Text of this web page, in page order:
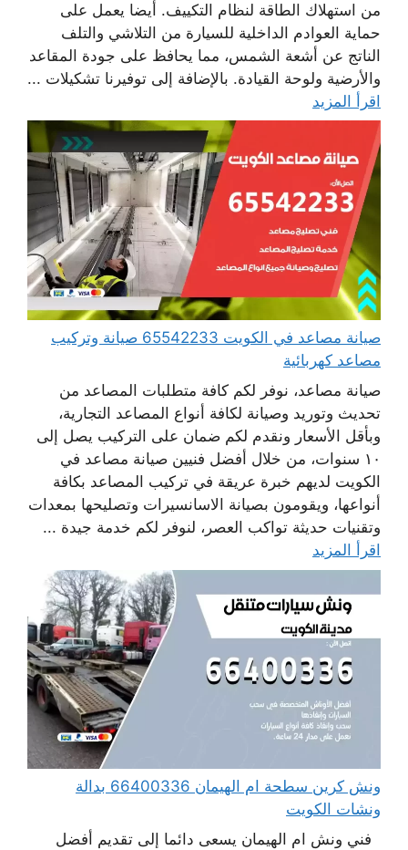
من استهلاك الطاقة لنظام التكييف. أيضا يعمل على
حماية العوادم الداخلية للسيارة من التلاشي والتلف
الناتج عن أشعة الشمس، مما يحافظ على جودة المقاعد
والأرضية ولوحة القيادة. بالإضافة إلى توفيرنا تشكيلات ...
اقرأ المزيد
صيانة مصاعد في الكويت 65542233 صيانة وتركيب
مصاعد كهربائية
صيانة مصاعد، نوفر لكم كافة متطلبات المصاعد من
تحديث وتوريد وصيانة لكافة أنواع المصاعد التجارية،
وبأقل الأسعار ونقدم لكم ضمان على التركيب يصل إلى
١٠ سنوات، من خلال أفضل فنيين صيانة مصاعد في
الكويت لديهم خبرة عريقة في تركيب المصاعد بكافة
أنواعها، ويقومون بصيانة الاسانسيرات وتصليحها بمعدات
وتقنيات حديثة تواكب العصر، لنوفر لكم خدمة جيدة ...
اقرأ المزيد
ونش كرين سطحة ام الهيمان 66400336 بدالة
ونشات الكويت
فني ونش ام الهيمان يسعى دائما إلى تقديم أفضل